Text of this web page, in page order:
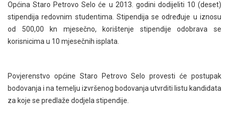
Općina Staro Petrovo Selo će u 2013. godini dodijeliti 10 (deset)
stipendija redovnim studentima. Stipendija se određuje u iznosu
od 500,00 kn mjesečno, korištenje stipendije odobrava se
korisnicima u 10 mjesečnih isplata.
Povjerenstvo općine Staro Petrovo Selo provesti će postupak
bodovanja i na temelju izvršenog bodovanja utvrditi listu kandidata
za koje se predlaže dodjela stipendije.